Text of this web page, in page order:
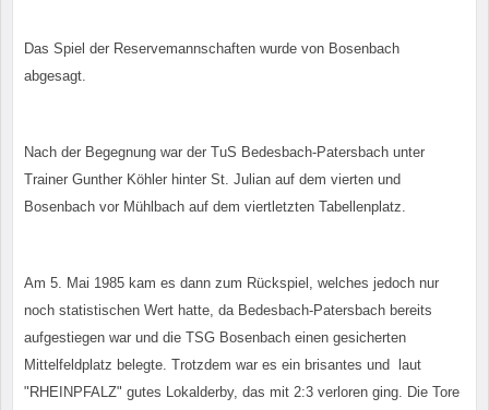
Das Spiel der Reservemannschaften wurde von Bosenbach
abgesagt.
Nach der Begegnung war der TuS Bedesbach-Patersbach unter
Trainer Gunther Köhler hinter St. Julian auf dem vierten und
Bosenbach vor Mühlbach auf dem viertletzten Tabellenplatz.
Am 5. Mai 1985 kam es dann zum Rückspiel, welches jedoch nur
noch statistischen Wert hatte, da Bedesbach-Patersbach bereits
aufgestiegen war und die TSG Bosenbach einen gesicherten
Mittelfeldplatz belegte. Trotzdem war es ein brisantes und laut
"RHEINPFALZ" gutes Lokalderby, das mit 2:3 verloren ging. Die Tore